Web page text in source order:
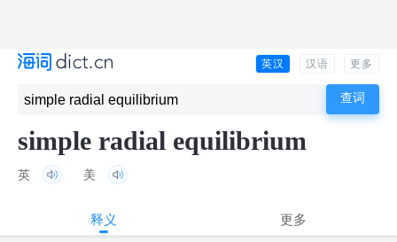
英汉 汉语 更多
simple radial equilibrium
英 美
释义 更多